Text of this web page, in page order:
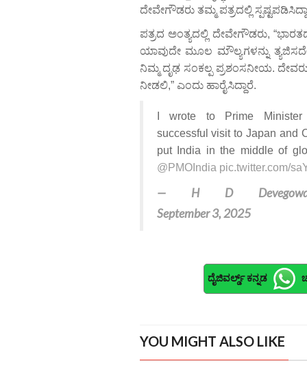
ದೇವೇಗೌಡರು ತಮ್ಮ ಪತ್ರದಲ್ಲಿ
ಪತ್ರದ ಅಂತ್ಯದಲ್ಲಿ ದೇವೇಗೌಡರು,
ಯಾವುದೇ ಮೂಲ ಮೌಲ್ಯಗಳನ್ನು
ನಿಮ್ಮ ದೃಢ ಸಂಕಲ್ಪ ಪ್ರಶಂಸನೀಯ.
ನೀಡಲಿ,” ಎಂದು ಹಾರೈಸಿದ್ದಾರೆ.
I wrote to Prime
successful visit to Japan and
put India in the middle of
@PMOIndia pic.twitter.com/
— H D Devegowda
September 3, 2025
ದೈಜಿವರ್ಲ್ಡ್ ಕನ್ನಡ
YOU MIGHT ALSO LIKE